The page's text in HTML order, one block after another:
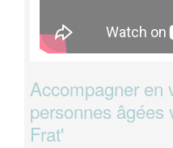
Accompagner en
personnes âgées
Frat'